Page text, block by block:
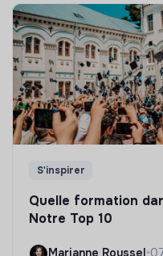
S'inspirer
Quelle formation
Notre Top 10